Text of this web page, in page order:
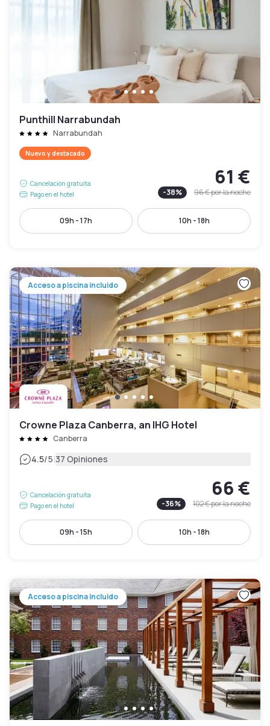
Punthill Narrabundah
Narrabundah
Nuevo y destacado
Cancelación gratuita
Pago en el hotel
61 €
-38% 96 €por la noche
09h - 17h 10h - 18h
Acceso a piscina incluido
Crowne Plaza Canberra, an IHG Hotel
Canberra
4.5/5|37 Opiniones
Cancelación gratuita
Pago en el hotel
66 €
-36% 102 €por la noche
09h - 15h 10h - 18h
Acceso a piscina incluido